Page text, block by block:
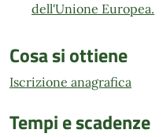
dell'Unione Europea.
Cosa si ottiene
Iscrizione anagrafica
Tempi e scadenze